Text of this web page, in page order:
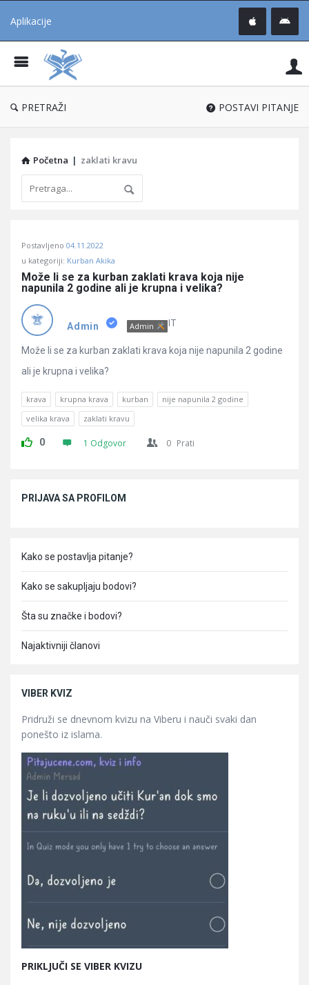
Aplikacije
®
PRETRAŽI POSTAVI PITANJE
Početna | zaklati kravu
Učene
Latest
Pitanja
Postavljeno 04.11.2022
u kategoriji: Kurban Akika
Može li se za kurban zaklati krava koja nije
napunila 2 godine ali je krupna i velika?
Admin Admin IT
Može li se za kurban zaklati krava koja nije napunila 2 godine
ali je krupna i velika?
krava krupna krava kurban
nije napunila 2 godine
velika krava
zaklati kravu
0 1 Odgovor 0 Prati
PRIJAVA SA PROFILOM
Kako se postavlja pitanje?
Kako se sakupljaju bodovi?
Šta su značke i bodovi?
Najaktivniji članovi
VIBER KVIZ
Pridruži se dnevnom kvizu na Viberu i nauči svaki dan
ponešto iz islama.
PRIKLJUČI SE VIBER KVIZU